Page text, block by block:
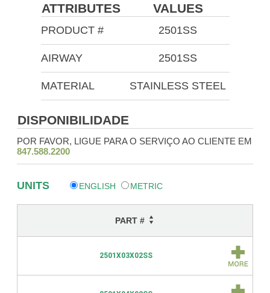
ATTRIBUTES VALUES
PRODUCT # 2501SS
AIRWAY 2501SS
MATERIAL STAINLESS STEEL
DISPONIBILIDADE
POR FAVOR, LIGUE PARA O SERVIÇO AO CLIENTE EM
847.588.2200
UNITS ENGLISH METRIC
PART #
2501X03X02SS